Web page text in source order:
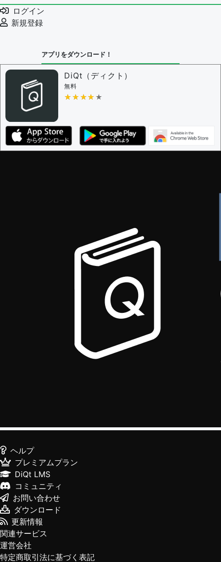
ログイン
新規登録
アプリをダウンロード！
DiQt（ディクト）
無料
★★★★★
★★★★★
ヘルプ
プレミアムプラン
DiQt LMS
コミュニティ
お問い合わせ
ダウンロード
更新情報
関連サービス
運営会社
特定商取引法に基づく表記